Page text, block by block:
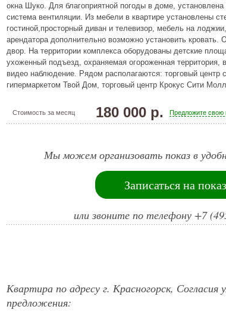
окна Шуко. Для благоприятной погоды в доме,
система вентиляции. Из мебели в квартире установлены
гостиной,просторный диван и телевизор, мебель на
арендатора дополнительно возможно установить кровать.
двор. На территории комплекса оборудованы детские
ухоженный подъезд, охраняемая огороженная территория,
видео наблюдение. Рядом располагаются: торговый центр
гипермаркетом Твой Дом, торговый центр Крокус Сити Молл.
Стоимость за месяц 180 000 р. Предложите свою
Мы можем организовать показ в
Записаться на показ
или звоните по телефону +7
Квартира по адресу г. Красногорск,
предложения: